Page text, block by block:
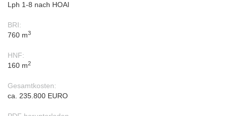
Lph 1-8 nach HOAI
BRI:
760 m3
HNF:
160 m2
Gesamtkosten:
ca. 235.800 EURO